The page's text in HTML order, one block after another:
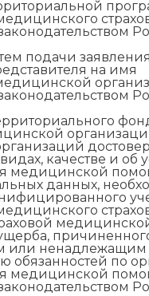
подачи
на имя
качестве и об
медицинской
данных,
или ненадлежащим
обязанностей по
медицинской